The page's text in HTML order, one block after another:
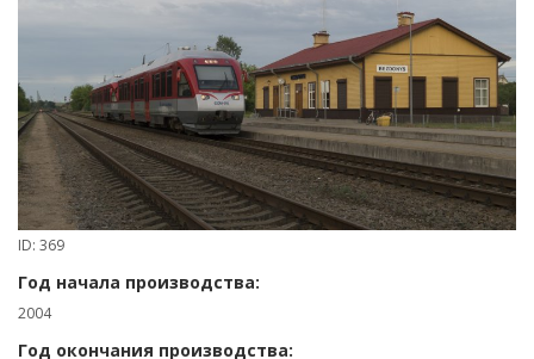
ID: 369
Год начала производства:
2004
Год окончания производства: